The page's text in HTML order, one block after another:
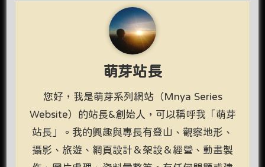
萌芽站長
您好，我是萌芽系列網站（Mnya Series
Website）的站長&創始人，可以稱呼我「萌芽
站長」。我的興趣與專長有登山、觀察地形、
攝影、旅遊、網頁設計＆架設＆經營、動畫製